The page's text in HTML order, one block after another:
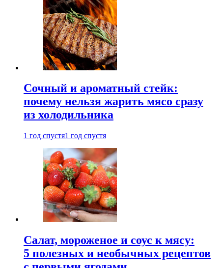
Сочный и ароматный стейк:
почему нельзя жарить мясо сразу
из холодильника
1 год спустя1 год спустя
Салат, мороженое и соус к мясу:
5 полезных и необычных рецептов